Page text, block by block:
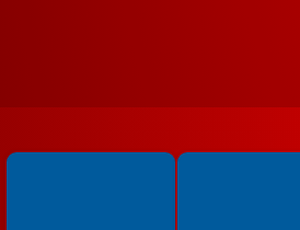
Spełniamy standardy WCAG 2.2 Spełniamy standardy